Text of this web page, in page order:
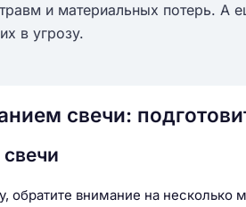
и материальных потерь.
в угрозу.
свечи:
обратите внимание на